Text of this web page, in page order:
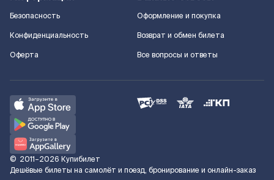
Безопасность
Конфиденциальность
Оферта
Оформление и покупка
Возврат и обмен билета
Все вопросы и ответы
© 2011–2026 Купибилет
Дешёвые билеты на самолёт и поезд, бронирование и онлайн-заказ